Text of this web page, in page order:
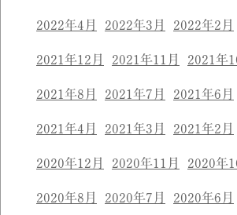
2022年4月 2022年3月 2022年2月
2021年12月 2021年11月 2021年
2021年8月 2021年7月 2021年6月
2021年4月 2021年3月 2021年2月
2020年12月 2020年11月 2020年
2020年8月 2020年7月 2020年6月